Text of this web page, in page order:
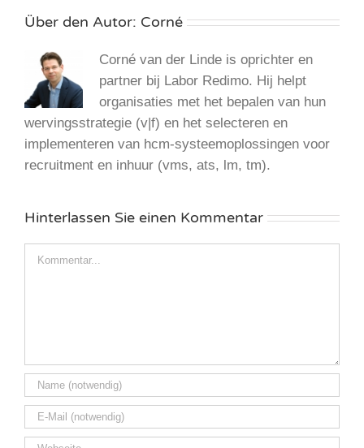
Über den Autor: Corné
Corné van der Linde is oprichter en
partner bij Labor Redimo. Hij helpt
organisaties met het bepalen van hun
wervingsstrategie (v|f) en het selecteren en
implementeren van hcm-systeemoplossingen voor
recruitment en inhuur (vms, ats, lm, tm).
Hinterlassen Sie einen Kommentar
Kommentar